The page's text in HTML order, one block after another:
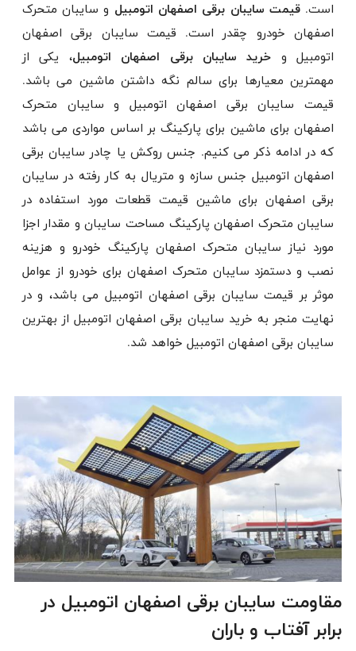
است. قیمت سایبان برقی اصفهان اتومبیل و سایبان متحرک
اصفهان خودرو چقدر است. قیمت سایبان برقی اصفهان
اتومبیل و خرید سایبان برقی اصفهان اتومبیل، یکی از
مهمترین معیارها برای سالم نگه داشتن ماشین می باشد.
قیمت سایبان برقی اصفهان اتومبیل و سایبان متحرک
اصفهان برای ماشین برای پارکینگ بر اساس مواردی می باشد
که در ادامه ذکر می کنیم. جنس روکش یا چادر سایبان برقی
اصفهان اتومبیل جنس سازه و متریال به کار رفته در سایبان
برقی اصفهان برای ماشین قیمت قطعات مورد استفاده در
سایبان متحرک اصفهان پارکینگ مساحت سایبان و مقدار اجزا
مورد نیاز سایبان متحرک اصفهان پارکینگ خودرو و هزینه
نصب و دستمزد سایبان متحرک اصفهان برای خودرو از عوامل
موثر بر قیمت سایبان برقی اصفهان اتومبیل می باشد، و در
نهایت منجر به خرید سایبان برقی اصفهان اتومبیل از بهترین
سایبان برقی اصفهان اتومبیل خواهد شد.
مقاومت سایبان برقی اصفهان اتومبیل در
برابر آفتاب و باران